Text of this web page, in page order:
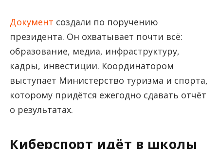
Документ создали по поручению
президента. Он охватывает почти всё:
образование, медиа, инфраструктуру,
кадры, инвестиции. Координатором
выступает Министерство туризма и спорта,
которому придётся ежегодно сдавать отчёт
о результатах.
Киберспорт идёт в школы